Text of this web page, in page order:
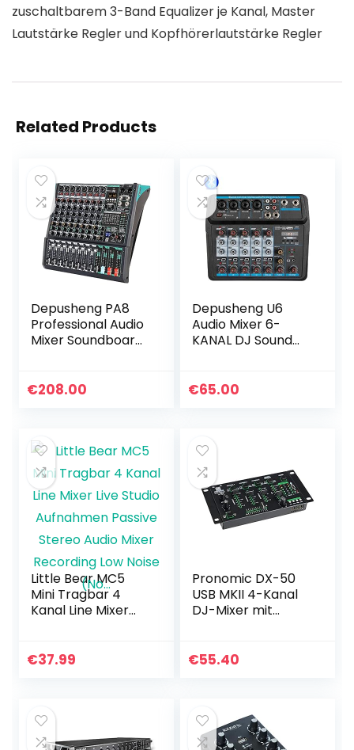
zuschaltbarem 3-Band Equalizer je Kanal, Master
Lautstärke Regler und Kopfhörerlautstärke Regler
Related Products
Depusheng PA8
Professional Audio
Mixer Soundboard
8 Channel Digital
€208.00
Depusheng U6
Audio Mixer 6-
KANAL DJ Sound
Soundkarte für
€65.00
Little Bear MC5
Mini Tragbar 4
Kanal Line Mixer
Passive Stereo
€37.99
Pronomic DX-50
USB MKII 4-Kanal
DJ-Mixer mit
€55.40